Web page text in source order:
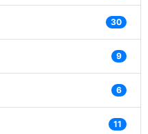
30
9
6
11